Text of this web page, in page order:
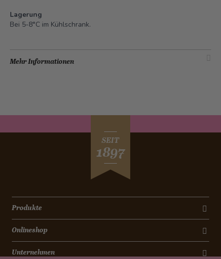
Lagerung
Bei 5-8°C im Kühlschrank.
Mehr Informationen
SEIT
1897
Produkte
Onlineshop
Unternehmen